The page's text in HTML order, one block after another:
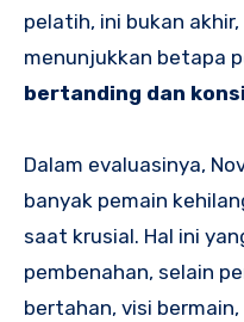
pelatih, ini bukan
menunjukkan betapa
bertanding dan
Dalam evaluasinya,
banyak pemain
saat krusial. Hal ini
pembenahan, selain
bertahan, visi